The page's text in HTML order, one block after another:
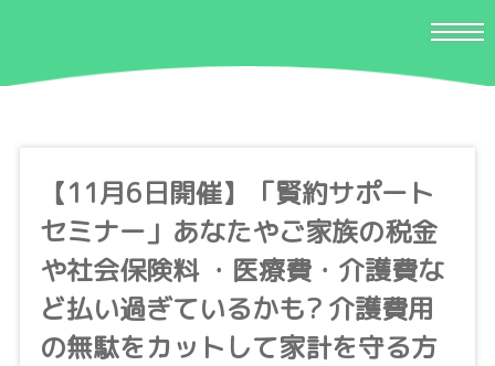
【11月6日開催】「賢約サポート
セミナー」あなたやご家族の税金
や社会保険料 ・医療費・介護費な
ど払い過ぎているかも? 介護費用
の無駄をカットして家計を守る方